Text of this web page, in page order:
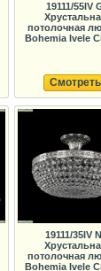
19111/55IV
потолочная
Bohemia Ivele
Смотреть
19111/35IV
потолочная
Bohemia Ivele